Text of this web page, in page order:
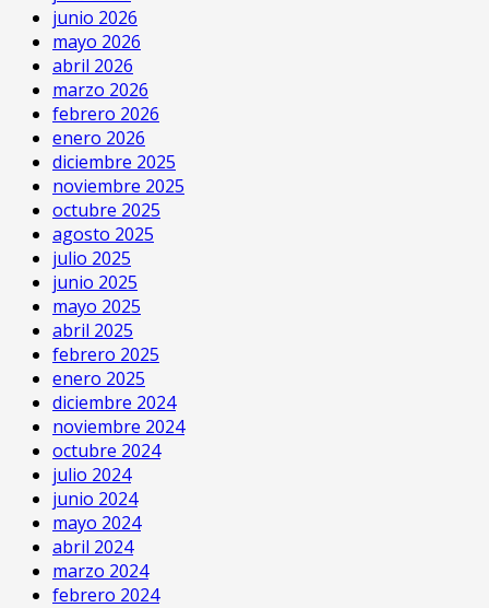
junio 2026
mayo 2026
abril 2026
marzo 2026
febrero 2026
enero 2026
diciembre 2025
noviembre 2025
octubre 2025
agosto 2025
julio 2025
junio 2025
mayo 2025
abril 2025
febrero 2025
enero 2025
diciembre 2024
noviembre 2024
octubre 2024
julio 2024
junio 2024
mayo 2024
abril 2024
marzo 2024
febrero 2024